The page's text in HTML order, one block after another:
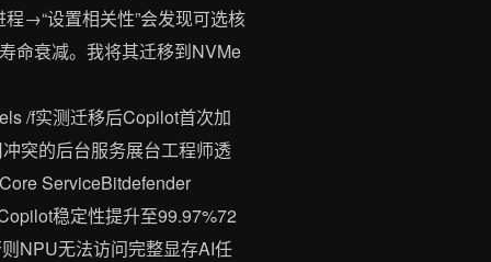
→“设置相关性”会发现可选核
命衰减。我将其迁移到NVMe
/f实测迁移后Copilot首次加
突的后台服务展台工程师透
ServiceBitdefender
稳定性提升至99.97%72
NPU无法访问完整显存AI任